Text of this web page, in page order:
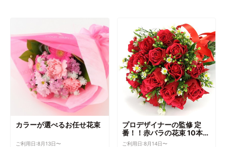
カラーが選べるお任せ花束
ご利用日:8月13日〜
プロデザイナーの監修 定
番！！赤バラの花束 10本～
選択可能
ご利用日:8月14日〜